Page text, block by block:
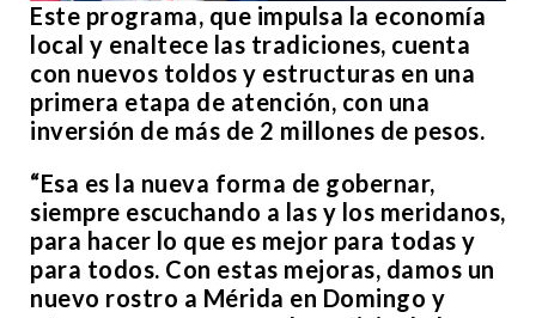
Este programa, que impulsa la economía
local y enaltece las tradiciones, cuenta
con nuevos toldos y estructuras en una
primera etapa de atención, con una
inversión de más de 2 millones de pesos.
“Esa es la nueva forma de gobernar,
siempre escuchando a las y los meridanos,
para hacer lo que es mejor para todas y
para todos. Con estas mejoras, damos un
nuevo rostro a Mérida en Domingo y